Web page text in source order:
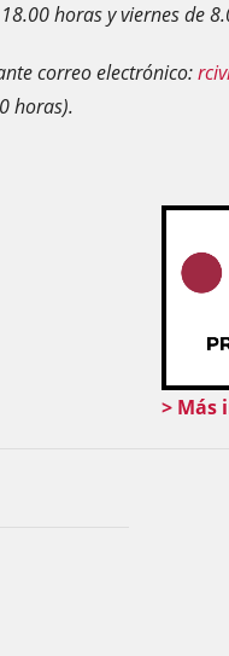
horas y viernes de
correo electrónico:
horas).
> Más